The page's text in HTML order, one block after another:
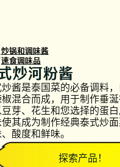
炒锅和调味酱
速食调味品
炒河粉酱
酱是泰国菜的必备调料
混合而成，用于制作垂涎
芽、花生和您选择的蛋
使其成为制作经典泰式炒
酸度和鲜味。
探索产品！